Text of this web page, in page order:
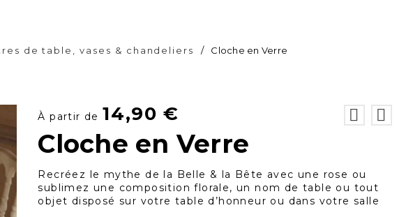
de table, vases & chandeliers / Cloche en Verre
À partir de 14,90 €
Cloche en Verre
Recréez le mythe de la Belle & la Bête avec une rose ou
sublimez une composition florale, un nom de table ou tout
objet disposé sur votre table d’honneur ou dans votre salle